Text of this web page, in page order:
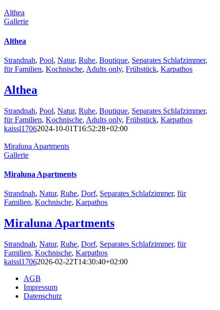
Althea
Gallerie
Althea
Strandnah, Pool, Natur, Ruhe, Boutique, Separates Schlafzimmer,
für Familien, Kochnische, Adults only, Frühstück, Karpathos
Althea
Strandnah, Pool, Natur, Ruhe, Boutique, Separates Schlafzimmer,
für Familien, Kochnische, Adults only, Frühstück, Karpathos
kaissl17062024-10-01T16:52:28+02:00
Miraluna Apartments
Gallerie
Miraluna Apartments
Strandnah, Natur, Ruhe, Dorf, Separates Schlafzimmer, für
Familien, Kochnische, Karpathos
Miraluna Apartments
Strandnah, Natur, Ruhe, Dorf, Separates Schlafzimmer, für
Familien, Kochnische, Karpathos
kaissl17062026-02-22T14:30:40+02:00
AGB
Impressum
Datenschutz